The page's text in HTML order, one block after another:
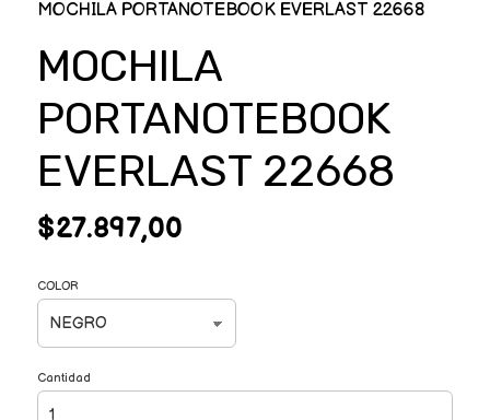
MOCHILA PORTANOTEBOOK EVERLAST 22668
MOCHILA
PORTANOTEBOOK
EVERLAST 22668
$27.897,00
COLOR
Cantidad